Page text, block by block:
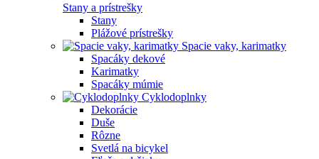
Stany a prístrešky
Stany
Plážové prístrešky
Spacie vaky, karimatky
Spacáky dekové
Karimatky
Spacáky múmie
Cyklodoplnky
Dekorácie
Duše
Rôzne
Svetlá na bicykel